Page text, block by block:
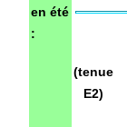
en été
:
(tenue
E2)